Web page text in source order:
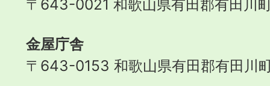
〒643-0021 和歌山県有田郡有田川
金屋庁舎
〒643-0153 和歌山県有田郡有田川